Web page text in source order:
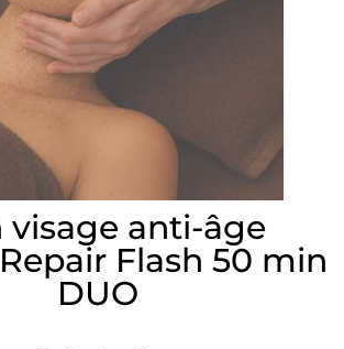
visage anti-âge
Flash 50 min
DUO